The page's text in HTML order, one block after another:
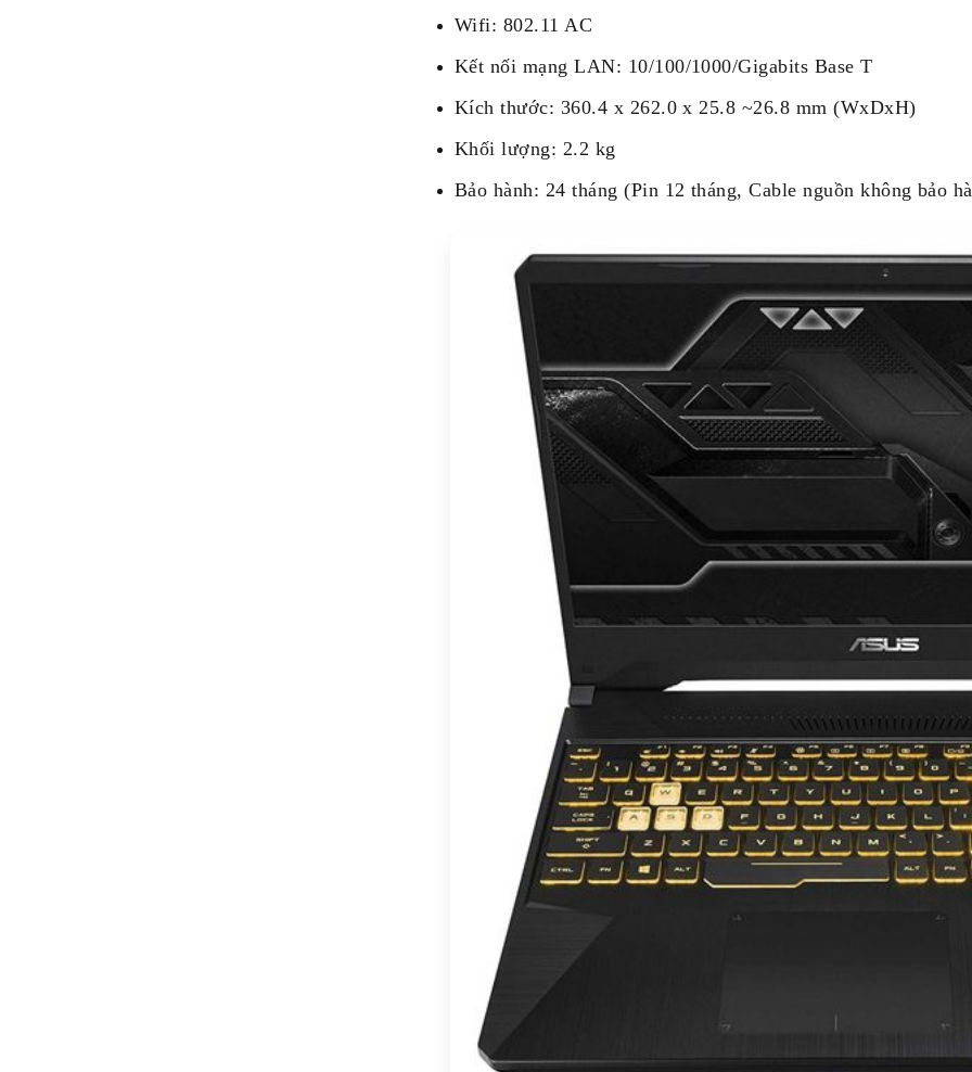
Wifi: 802.11 AC
Kết nối mạng LAN: 10/100/1000/Gigabits Base T
Kích thước: 360.4 x 262.0 x 25.8 ~26.8 mm (WxDxH)
Khối lượng: 2.2 kg
Bảo hành: 24 tháng (Pin 12 tháng, Cable nguồn không bảo